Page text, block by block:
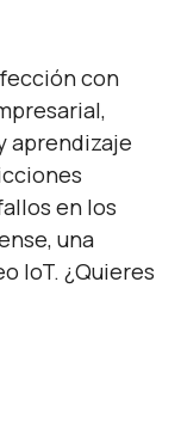
con
aprendizaje
en los
una
IoT. ¿Quieres